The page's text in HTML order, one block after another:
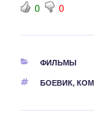
0 0
РУБРИКИ
ФИЛЬМЫ
МЕТКИ
БОЕВИК,